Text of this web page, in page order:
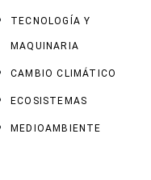
TECNOLOGÍA Y
MAQUINARIA
CAMBIO CLIMÁTICO
ECOSISTEMAS
MEDIOAMBIENTE